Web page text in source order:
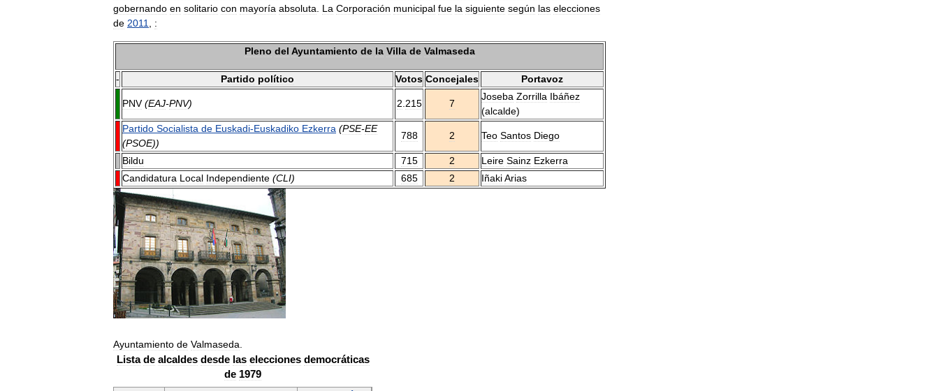
gobernando en solitario con mayoría absoluta La Corporación municipal fue la siguiente según las elecciones
de 2011 :
Pleno del Ayuntamiento de la Villa de Valmaseda
- Partido político Votos Concejales Portavoz
PNV (EAJ-PNV) 2 215 7
Joseba Zorrilla Ibáñez
(alcalde)
Partido Socialista de Euskadi-Euskadiko Ezkerra (PSE-EE
(PSOE))
788 2 Teo Santos Diego
Bildu 715 2 Leire Sainz Ezkerra
Candidatura Local Independiente (CLI) 685 2 IñakiArias
Ayuntamiento de Valmaseda.
Lista de alcaldes desde las elecciones democráticas
de 1979